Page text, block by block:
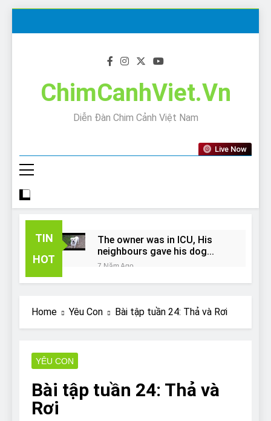
ChimCanhViet.Vn
Diễn Đàn Chim Cảnh Việt Nam
Live Now
TIN
HOT
The owner was in ICU, His
neighbours gave his dog
away!
7 Năm Ago
Why Do Bulldogs Snore?
Do Bulldogs Fart? Yes! And
Home Yêu Con Bài tập tuần 24: Thả và Rơi
YÊU CON
Bài tập tuần 24: Thả và
Rơi